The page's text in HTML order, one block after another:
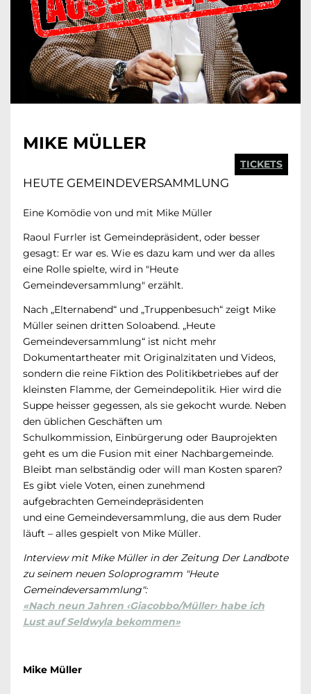
MIKE MÜLLER
TICKETS
HEUTE GEMEINDEVERSAMMLUNG
Eine Komödie von und mit Mike Müller
Raoul Furrler ist Gemeindepräsident, oder besser
gesagt: Er war es. Wie es dazu kam und wer da alles
eine Rolle spielte, wird in "Heute
Gemeindeversammlung" erzählt.
Nach „Elternabend“ und „Truppenbesuch“ zeigt Mike
Müller seinen dritten Soloabend. „Heute
Gemeindeversammlung“ ist nicht mehr
Dokumentartheater mit Originalzitaten und Videos,
sondern die reine Fiktion des Politikbetriebes auf der
kleinsten Flamme, der Gemeindepolitik. Hier wird die
Suppe heisser gegessen, als sie gekocht wurde. Neben
den üblichen Geschäften um
Schulkommission, Einbürgerung oder Bauprojekten
geht es um die Fusion mit einer Nachbargemeinde.
Bleibt man selbständig oder will man Kosten sparen?
Es gibt viele Voten, einen zunehmend
aufgebrachten Gemeindepräsidenten
und eine Gemeindeversammlung, die aus dem Ruder
läuft – alles gespielt von Mike Müller.
Interview mit Mike Müller in der Zeitung Der Landbote
zu seinem neuen Soloprogramm "Heute
Gemeindeversammlung":
«Nach neun Jahren ‹Giacobbo/Müller› habe ich
Lust auf Seldwyla bekommen»
Mike Müller